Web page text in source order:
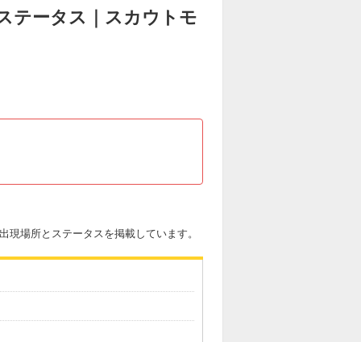
テータス｜スカウトモ
場所とステータスを掲載しています。